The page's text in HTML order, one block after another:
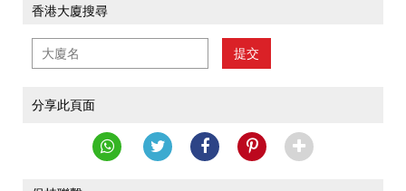
香港大廈搜尋
提交
分享此頁面